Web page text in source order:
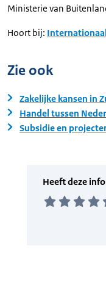
Ministerie van
Hoort bij:
Zie ook
Zakelijke kansen in
Handel tussen
Subsidie en